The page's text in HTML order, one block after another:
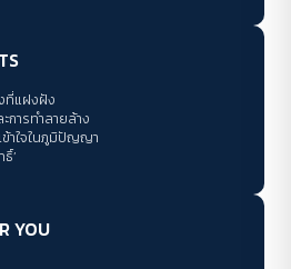
ที่แฝงฝัง
การทำลายล้าง
าใจในภูมิปัญญา
’
YOU